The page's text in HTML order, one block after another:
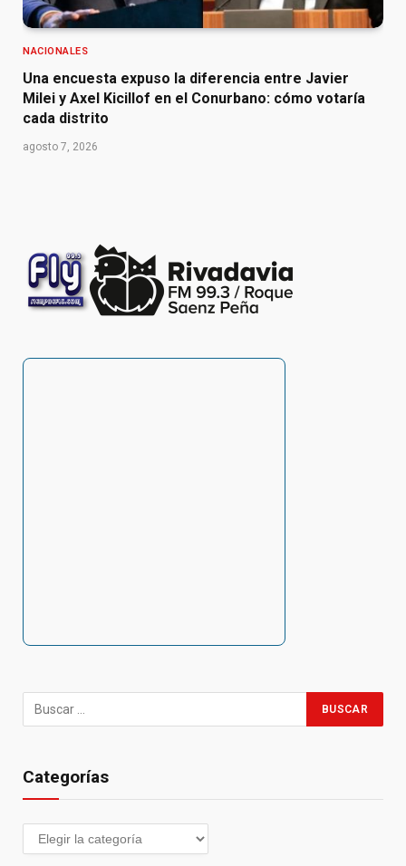
NACIONALES
Una encuesta expuso la diferencia entre Javier
Milei y Axel Kicillof en el Conurbano: cómo votaría
cada distrito
agosto 7, 2026
Categorías